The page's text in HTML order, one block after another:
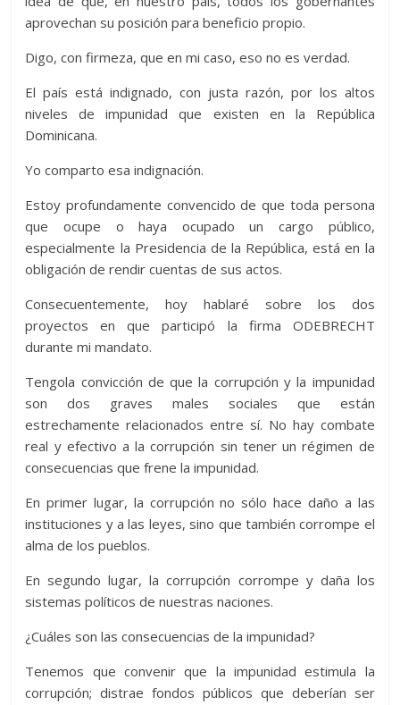
aprovechan su posición para beneficio propio.
Digo, con firmeza, que en mi caso, eso no es verdad.
El país está indignado, con justa razón, por los altos
niveles de impunidad que existen en la República
Dominicana.
Yo comparto esa indignación.
Estoy profundamente convencido de que toda persona
que ocupe o haya ocupado un cargo público,
especialmente la Presidencia de la República, está en la
obligación de rendir cuentas de sus actos.
Consecuentemente, hoy hablaré sobre los dos
proyectos en que participó la firma ODEBRECHT
durante mi mandato.
Tengola convicción de que la corrupción y la impunidad
son dos graves males sociales que están
estrechamente relacionados entre sí. No hay combate
real y efectivo a la corrupción sin tener un régimen de
consecuencias que frene la impunidad.
En primer lugar, la corrupción no sólo hace daño a las
instituciones y a las leyes, sino que también corrompe el
alma de los pueblos.
En segundo lugar, la corrupción corrompe y daña los
sistemas políticos de nuestras naciones.
¿Cuáles son las consecuencias de la impunidad?
Tenemos que convenir que la impunidad estimula la
corrupción; distrae fondos públicos que deberían ser